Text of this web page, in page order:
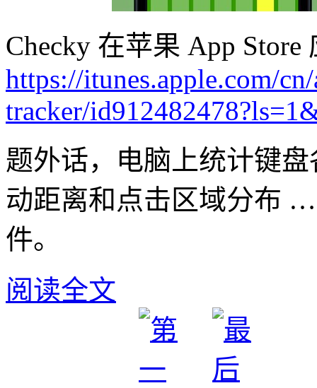
Checky 在苹果 App
https://itunes.apple.com/
tracker/
题外话，电脑上统计键
动距离和点击区域分布
件。
阅读全文